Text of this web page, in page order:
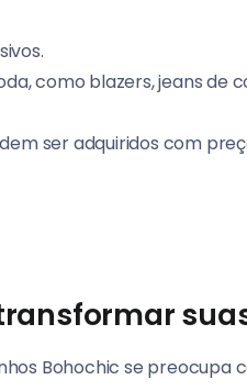
como blazers, jeans de
ser adquiridos com
Bohochic se preocupa